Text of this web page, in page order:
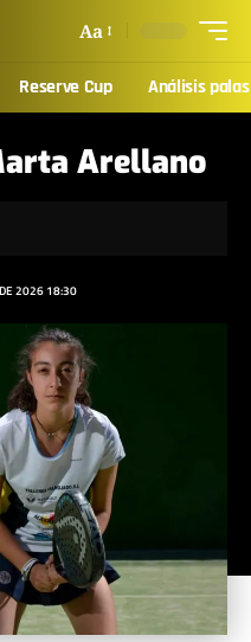
Aa
Reserve Cup Análisis palas
Arellano
DE 2026 18:30